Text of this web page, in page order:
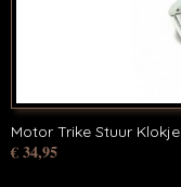
Motor Trike Stuur Klokje
€ 34,95